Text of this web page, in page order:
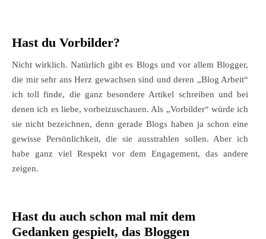
Hast du Vorbilder?
Nicht wirklich. Natürlich gibt es Blogs und vor allem Blogger,
die mir sehr ans Herz gewachsen sind und deren „Blog Arbeit“
ich toll finde, die ganz besondere Artikel schreiben und bei
denen ich es liebe, vorbeizuschauen. Als „Vorbilder“ würde ich
sie nicht bezeichnen, denn gerade Blogs haben ja schon eine
gewisse Persönlichkeit, die sie ausstrahlen sollen. Aber ich
habe ganz viel Respekt vor dem Engagement, das andere
zeigen.
Hast du auch schon mal mit dem
Gedanken gespielt, das Bloggen